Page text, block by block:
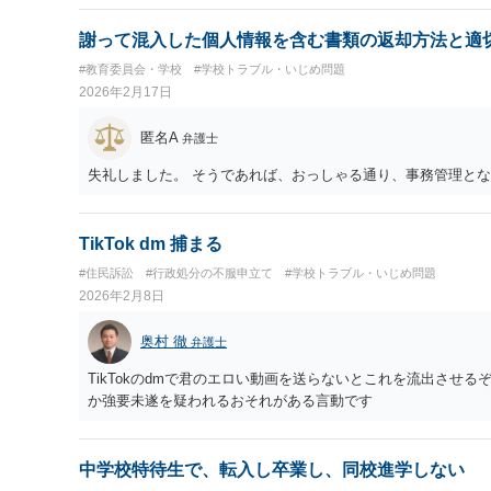
謝って混入した個人情報を含む書類の返却方法と適
#教育委員会・学校 #学校トラブル・いじめ問題
2026年2月17日
匿名A 弁護士
失礼しました。 そうであれば、おっしゃる通り、事務管理と
TikTok dm 捕まる
#住民訴訟 #行政処分の不服申立て #学校トラブル・いじめ問題
2026年2月8日
奥村 徹 弁護士
TikTokのdmで君のエロい動画を送らないとこれを流出させる
か強要未遂を疑われるおそれがある言動です
中学校特待生で、転入し卒業し、同校進学しない